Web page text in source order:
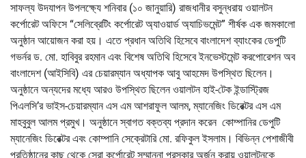
সাফল্য উদযাপন উপলক্ষ্যে শনিবার (১০ জানুয়ারি) রাজধানীর বসুন্ধরায় ওয়ালটন
কর্পোরেট অফিসে “সেলিব্রেটিং কর্পোরেট অ্যাওয়ার্ড অ্যাচিভমেন্ট” শীর্ষক এক জমকালো
অনুষ্ঠান আয়োজন করা হয়। এতে প্রধান অতিথি হিসেবে বাংলাদেশ ব্যাংকের ডেপুটি
গভর্নর ড. মো. হাবিবুর রহমান এবং বিশেষ অতিথি হিসেবে ইনভেস্টমেন্ট করপোরেশন অব
বাংলাদেশ (আইসিবি) এর চেয়ারম্যান অধ্যাপক আবু আহমেদ উপস্থিত ছিলেন।
অনুষ্ঠানে অন্যদের মধ্যে আরও উপস্থিত ছিলেন ওয়ালটন হাই-টেক ইন্ডাস্ট্রিজ
পিএলসি’র ভাইস-চেয়ারম্যান এস এম আশরাফুল আলম, ম্যানেজিং ডিরেক্টর এস এম
মাহবুবুল আলম প্রমুখ। অনুষ্ঠানে স্বাগত বক্তব্য প্রদান করেন কোম্পানির ডেপুটি
ম্যানেজিং ডিরেক্টর এবং কোম্পানি সেক্রেটারি মো. রফিকুল ইসলাম। বিভিন্ন পেশাজীবী
প্রতিষ্ঠানের কাছ থেকে সেরা কর্পোরেট সম্মাননা পুরস্কার অর্জন করায় ওয়ালটনকে